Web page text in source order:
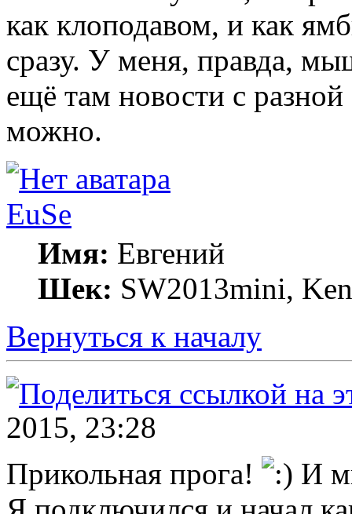
как клоподавом, и как
сразу. У меня, правда,
ещё там новости с
можно.
EuSe
Имя: Евгений
Шек: SW2013mini,
Вернуться к началу
2015, 23:28
Прикольная прога!
И